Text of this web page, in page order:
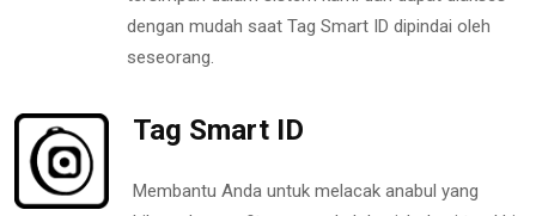
dengan mudah saat Tag Smart ID dipindai oleh
seseorang.
Tag Smart ID
Membantu Anda untuk melacak anabul yang